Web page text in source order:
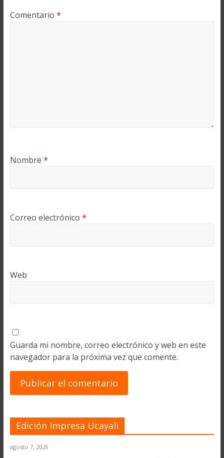
Comentario *
Nombre *
Correo electrónico *
Web
Guarda mi nombre, correo electrónico y web en este
navegador para la próxima vez que comente.
Edición Impresa Ucayali
agosto 7, 2026